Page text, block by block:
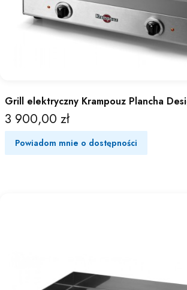
Grill elektryczny Krampouz Plancha
Cena
3 900,00 zł
Powiadom mnie o dostępności